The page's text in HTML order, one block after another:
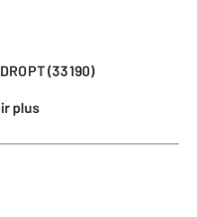
(33190)
plus